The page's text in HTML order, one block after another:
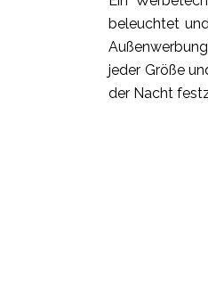
beleuchtet
jeder Größe
der Nacht